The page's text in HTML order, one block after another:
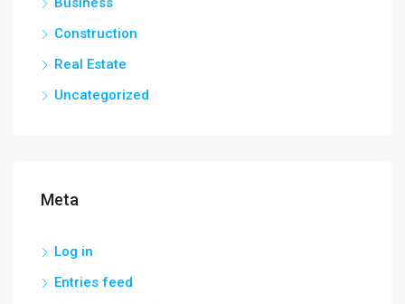
Construction
Real Estate
Uncategorized
Meta
Log in
Entries feed